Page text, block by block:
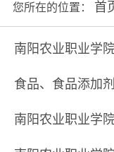
您所在的位置： 首
南阳农业职业学
食品、食品添加
南阳农业职业学